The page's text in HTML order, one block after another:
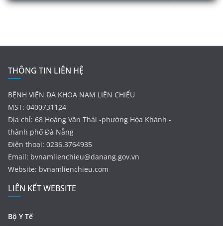
THÔNG TIN LIÊN HỆ
BỆNH VIỆN ĐA KHOA NAM LIÊN CHIỂU
MST: 0400731124
Địa chỉ: 68 Hoàng Văn Thái -phường Hòa Khánh -
thành phố Đà Nẵng
Điện thoại: 0236.3764935
Email: bvnamlienchieu@danang.gov.vn
Website: bvnamlienchieu.com
LIÊN KẾT WEBSITE
Bộ Y Tế